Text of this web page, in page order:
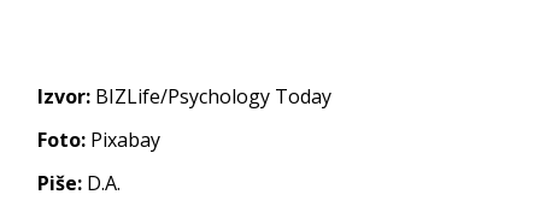
Izvor: BIZLife/Psychology Today
Foto: Pixabay
Piše: D.A.